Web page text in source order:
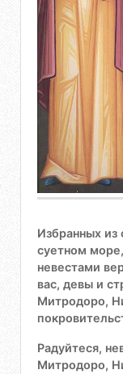
Избранных из
суетном
невестами
вас, девы и
Митродоро,
Радуйтеся,
Митродоро,